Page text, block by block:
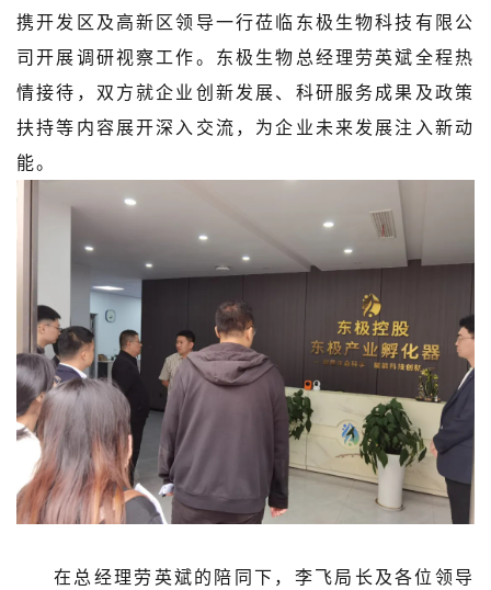
携开发区及高新区领导一行莅临东极生物科技有限公
司开展调研视察工作。东极生物总经理劳英斌全程热
情接待，双方就企业创新发展、科研服务成果及政策
扶持等内容展开深入交流，为企业未来发展注入新动
能。
在总经理劳英斌的陪同下，李飞局长及各位领导